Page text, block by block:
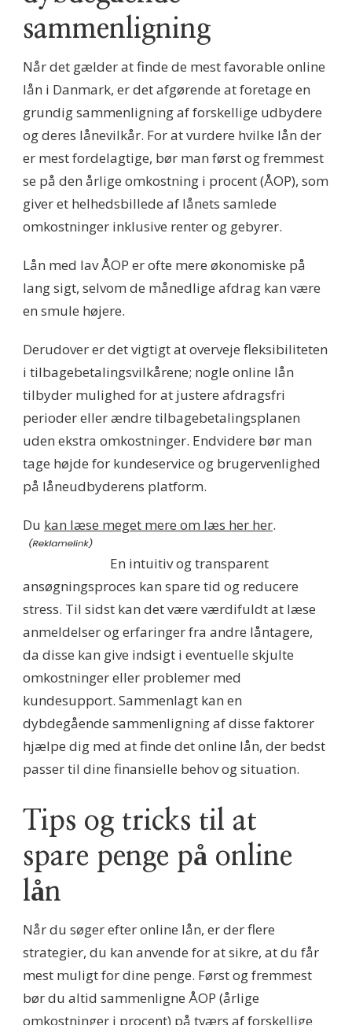
sammenligning
Når det gælder at finde de mest favorable online
lån i Danmark, er det afgørende at foretage en
grundig sammenligning af forskellige udbydere
og deres lånevilkår. For at vurdere hvilke lån der
er mest fordelagtige, bør man først og fremmest
se på den årlige omkostning i procent (ÅOP), som
giver et helhedsbillede af lånets samlede
omkostninger inklusive renter og gebyrer.
Lån med lav ÅOP er ofte mere økonomiske på
lang sigt, selvom de månedlige afdrag kan være
en smule højere.
Derudover er det vigtigt at overveje fleksibiliteten
i tilbagebetalingsvilkårene; nogle online lån
tilbyder mulighed for at justere afdragsfri
perioder eller ændre tilbagebetalingsplanen
uden ekstra omkostninger. Endvidere bør man
tage højde for kundeservice og brugervenlighed
på låneudbyderens platform.
Du kan læse meget mere om læs her her.
En intuitiv og transparent
ansøgningsproces kan spare tid og reducere
stress. Til sidst kan det være værdifuldt at læse
anmeldelser og erfaringer fra andre låntagere,
da disse kan give indsigt i eventuelle skjulte
omkostninger eller problemer med
kundesupport. Sammenlagt kan en
dybdegående sammenligning af disse faktorer
hjælpe dig med at finde det online lån, der bedst
passer til dine finansielle behov og situation.
Tips og tricks til at
spare penge på online
lån
Når du søger efter online lån, er der flere
strategier, du kan anvende for at sikre, at du får
mest muligt for dine penge. Først og fremmest
bør du altid sammenligne ÅOP (årlige
omkostninger i procent) på tværs af forskellige